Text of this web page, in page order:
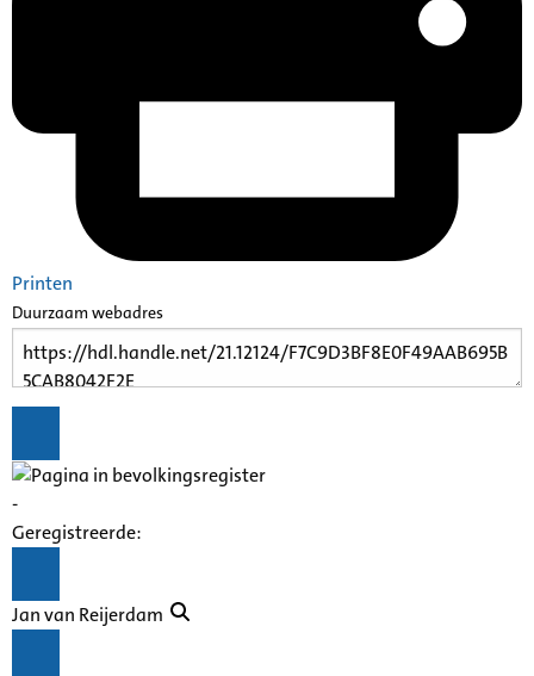
Printen
Duurzaam webadres
-
Geregistreerde:
Jan van Reijerdam